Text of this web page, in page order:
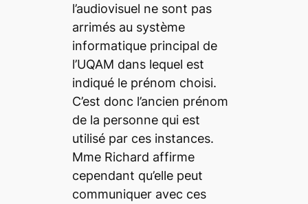
l’audiovisuel ne sont pas
arrimés au système
informatique principal de
l’UQAM dans lequel est
indiqué le prénom choisi.
C’est donc l’ancien prénom
de la personne qui est
utilisé par ces instances.
MmeRichard affirme
cependant qu’elle peut
communiquer avec ces